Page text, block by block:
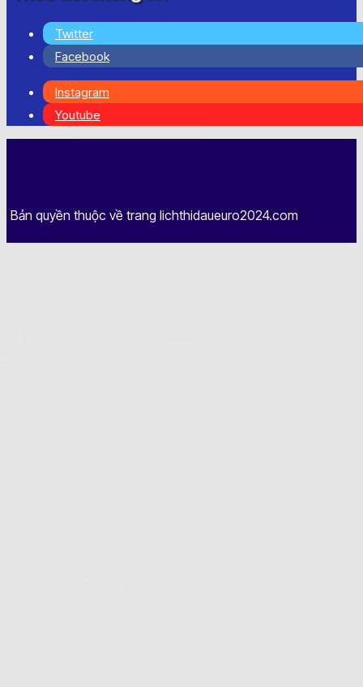
Twitter
Facebook
Instagram
Youtube
Bản quyền thuộc về trang lichthidaueuro2024.com